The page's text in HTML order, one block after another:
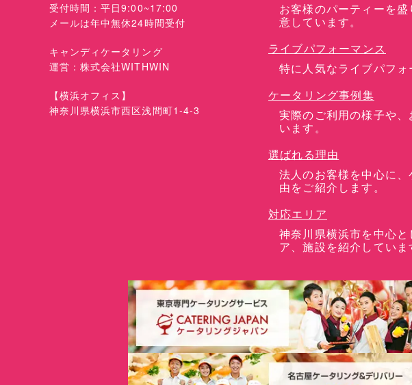
受付時間：平日9:00~17:00
メールは年中無休24時間受付
キャンディケータリング
運営：株式会社WITHWIN
【横浜オフィス】
神奈川県横浜市西区浅間町1-4-3
お客様のパーティーを
意しています。
ライブパフォーマンス
特に人気なライブパフォ
ケータリング事例集
実際のご利用の様子や
います。
選ばれる理由
法人のお客様を中心に
由をご紹介します。
対応エリア
神奈川県横浜市を中心
ア、施設を紹介していま